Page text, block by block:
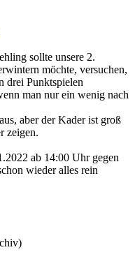
sollte unsere 2.
möchte, versuchen,
drei Punktspielen
man nur ein wenig nach
aber der Kader ist groß
zeigen.
ab 14:00 Uhr gegen
wieder alles rein